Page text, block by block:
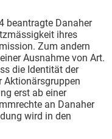
beantragte Danaher
ihres
Zum andern
Ausnahme von Art.
die Identität der
Aktionärsgruppen
erst ab einer
an Danaher
wird in den